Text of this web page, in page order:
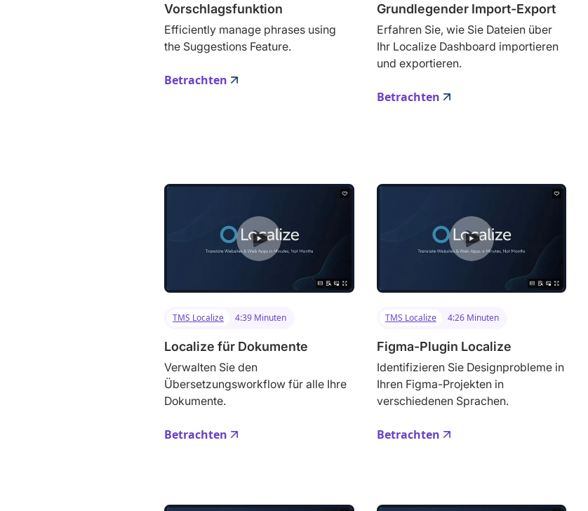
Vorschlagsfunktion
Efficiently manage phrases using
the Suggestions Feature.
Betrachten
Grundlegender Import-Export
Erfahren Sie, wie Sie Dateien über
Ihr Localize Dashboard importieren
und exportieren.
Betrachten
TMS Localize 4:39 Minuten
Localize für Dokumente
Verwalten Sie den
Übersetzungsworkflow für alle Ihre
Dokumente.
Betrachten
TMS Localize 4:26 Minuten
Figma-Plugin Localize
Identifizieren Sie Designprobleme in
Ihren Figma-Projekten in
verschiedenen Sprachen.
Betrachten